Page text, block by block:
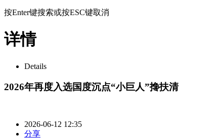
按Enter键搜索或按ESC键取消
详情
Details
2026年再度入选国度沉点“小巨人”搀扶清
2026-06-12 12:35
分享